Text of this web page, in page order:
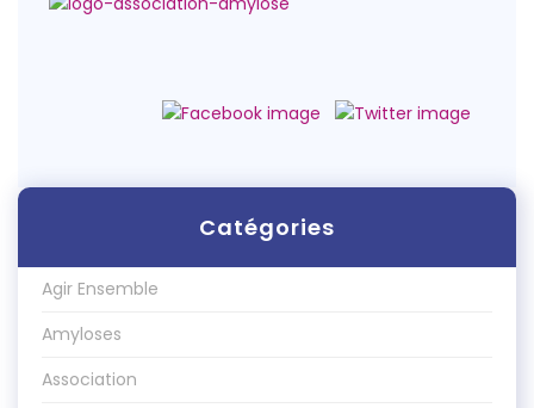
Catégories
Agir Ensemble
Amyloses
Association